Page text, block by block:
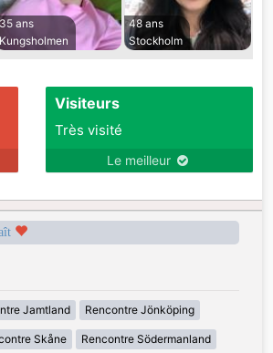
35 ans
Kungsholmen
48 ans
Stockholm
Visiteurs
Très visité
Le meilleur
Jamtland Rencontre Jönköping
Skåne Rencontre Södermanland